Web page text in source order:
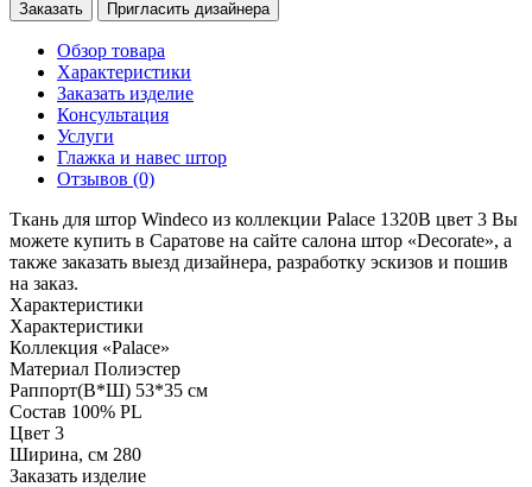
Заказать
Пригласить дизайнера
Обзор товара
Характеристики
Заказать изделие
Консультация
Услуги
Глажка и навес штор
Отзывов (0)
Ткань для штор Windeco из коллекции Palace 1320B цвет 3 Вы
можете купить в Саратове на сайте салона штор «Decorate», а
также заказать выезд дизайнера, разработку эскизов и пошив
на заказ.
Характеристики
Характеристики
Коллекция «Palace»
Материал Полиэстер
Раппорт(В*Ш) 53*35 см
Состав 100% PL
Цвет 3
Ширина, см 280
Заказать изделие